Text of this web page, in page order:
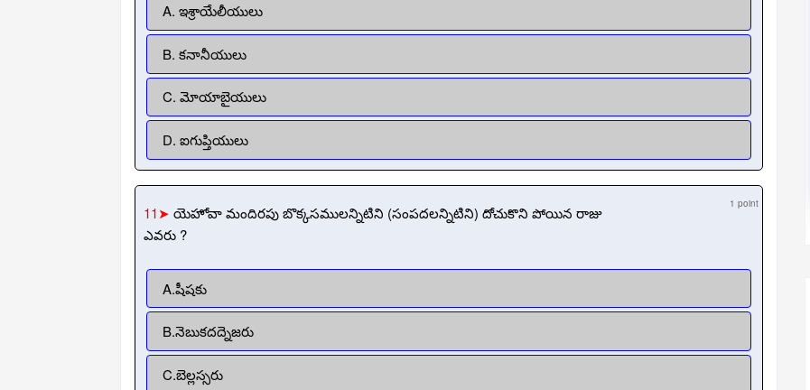
A. ఇశ్రాయేలీయులు
B. కనానీయులు
C. మోయాబైయులు
D. ఐగుప్తియులు
11➤ యెహోవా మందిరపు బొక్కసములన్నిటిని (సంపదలన్నిటిని) దోచుకొని పోయిన రాజు
ఎవరు ?
1 point
A.షీషకు
B.నెబుకదద్నెజరు
C.బెల్లస్సరు